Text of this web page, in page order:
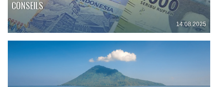
CONSEILS
14.08.2025